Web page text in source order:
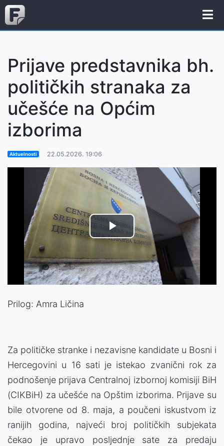
Prijave predstavnika bh.
političkih stranaka za
učešće na Općim
izborima
Aktuelnosti 22.05.2026. 19:06
Play
Video
Prilog: Amra Ličina
Za političke stranke i nezavisne kandidate u Bosni i
Hercegovini u 16 sati je istekao zvanični rok za
podnošenje prijava Centralnoj izbornoj komisiji BiH
(CIKBiH) za učešće na Opštim izborima. Prijave su
bile otvorene od 8. maja, a poučeni iskustvom iz
ranijih godina, najveći broj političkih subjekata
čekao je upravo posljednje sate za predaju